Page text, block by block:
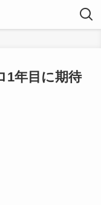
1年目に期待